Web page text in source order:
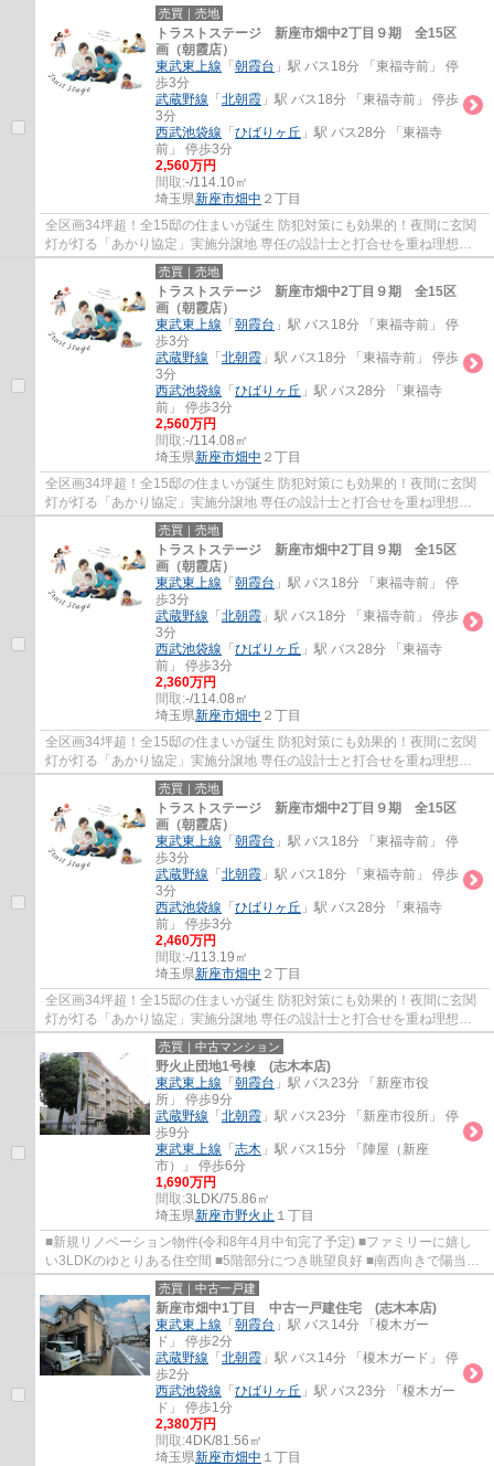
カタチにするフリープラン 土地の仕入れから...
売買｜売地
トラストステージ 新座市畑中2丁目９期 全15区
画（朝霞店）
東武東上線 「 朝霞台 」駅 バス18分 「東福寺前」 停
歩3分
武蔵野線 「 北朝霞 」駅 バス18分 「東福寺前」 停歩
3分
西武池袋線 「 ひばりヶ丘 」駅 バス28分 「東福寺
前」 停歩3分
2,560万円
間取:-/114.10㎡
埼玉県新座市畑中 ２丁目
全区画34坪超！全15邸の住まいが誕生 防犯対策にも効果的！夜間に玄関
灯が灯る「あかり協定」実施分譲地 専任の設計士と打合せを重ね理想を
カタチにするフリープラン 土地の仕入れから...
売買｜売地
トラストステージ 新座市畑中2丁目９期 全15区
画（朝霞店）
東武東上線 「 朝霞台 」駅 バス18分 「東福寺前」 停
歩3分
武蔵野線 「 北朝霞 」駅 バス18分 「東福寺前」 停歩
3分
西武池袋線 「 ひばりヶ丘 」駅 バス28分 「東福寺
前」 停歩3分
2,560万円
間取:-/114.08㎡
埼玉県新座市畑中 ２丁目
全区画34坪超！全15邸の住まいが誕生 防犯対策にも効果的！夜間に玄関
灯が灯る「あかり協定」実施分譲地 専任の設計士と打合せを重ね理想を
カタチにするフリープラン 土地の仕入れから...
売買｜売地
トラストステージ 新座市畑中2丁目９期 全15区
画（朝霞店）
東武東上線 「 朝霞台 」駅 バス18分 「東福寺前」 停
歩3分
武蔵野線 「 北朝霞 」駅 バス18分 「東福寺前」 停歩
3分
西武池袋線 「 ひばりヶ丘 」駅 バス28分 「東福寺
前」 停歩3分
2,360万円
間取:-/114.08㎡
埼玉県新座市畑中 ２丁目
全区画34坪超！全15邸の住まいが誕生 防犯対策にも効果的！夜間に玄関
灯が灯る「あかり協定」実施分譲地 専任の設計士と打合せを重ね理想を
カタチにするフリープラン 土地の仕入れから...
売買｜売地
トラストステージ 新座市畑中2丁目９期 全15区
画（朝霞店）
東武東上線 「 朝霞台 」駅 バス18分 「東福寺前」 停
歩3分
武蔵野線 「 北朝霞 」駅 バス18分 「東福寺前」 停歩
3分
西武池袋線 「 ひばりヶ丘 」駅 バス28分 「東福寺
前」 停歩3分
2,460万円
間取:-/113.19㎡
埼玉県新座市畑中 ２丁目
全区画34坪超！全15邸の住まいが誕生 防犯対策にも効果的！夜間に玄関
灯が灯る「あかり協定」実施分譲地 専任の設計士と打合せを重ね理想を
カタチにするフリープラン 土地の仕入れから...
売買｜中古マンション
野火止団地1号棟 (志木本店)
東武東上線 「 朝霞台 」駅 バス23分 「新座市役
所」 停歩9分
武蔵野線 「 北朝霞 」駅 バス23分 「新座市役所」 停
歩9分
東武東上線 「 志木 」駅 バス15分 「陣屋（新座
市）」 停歩6分
1,690万円
間取:3LDK/75.86㎡
埼玉県新座市野火止 １丁目
■新規リノベーション物件(令和8年4月中旬完了予定) ■ファミリーに嬉し
い3LDKのゆとりある住空間 ■5階部分につき眺望良好 ■南西向きで陽当た
り、通風良好 ■3面バルコニーで開放感良好
売買｜中古一戸建
新座市畑中1丁目 中古一戸建住宅 (志木本店)
東武東上線 「 朝霞台 」駅 バス14分 「榎木ガー
ド」 停歩2分
武蔵野線 「 北朝霞 」駅 バス14分 「榎木ガード」 停
歩2分
西武池袋線 「 ひばりヶ丘 」駅 バス23分 「榎木ガー
ド」 停歩1分
2,380万円
間取:4DK/81.56㎡
埼玉県新座市畑中 １丁目